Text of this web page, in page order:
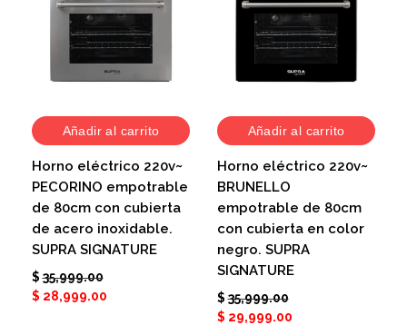
Añadir al carrito
Horno eléctrico 220v~
PECORINO empotrable
de 80cm con cubierta
de acero inoxidable.
SUPRA SIGNATURE
$ 35,999.00
$ 28,999.00
Añadir al carrito
Horno eléctrico 220v~
BRUNELLO
empotrable de 80cm
con cubierta en color
negro. SUPRA
SIGNATURE
$ 35,999.00
$ 29,999.00